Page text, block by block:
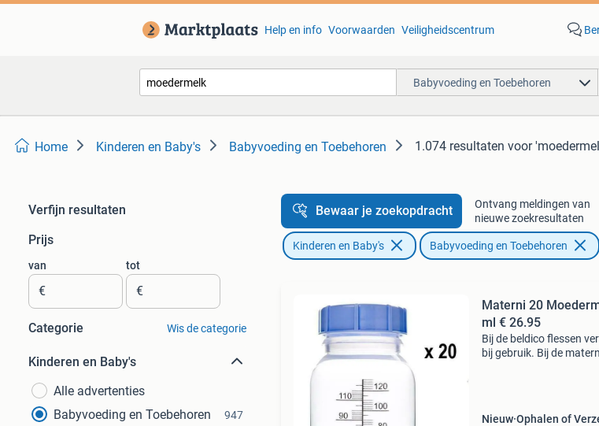
Help en info Voorwaarden Veiligheidscentrum
Babyvoeding en Toebehoren
Home Kinderen en Baby's Babyvoeding en Toebehoren 1.074 resultaten voor
Verfijn resultaten
Prijs
van
€
tot
€
Categorie Wis de categorie
Kinderen en Baby's
Alle advertenties
Babyvoeding en Toebehoren
947
Bewaar je zoekopdracht
Ontvang meldingen van
nieuwe zoekresultaten
Kinderen en Baby's Babyvoeding en Toebehoren
Materni 20
ml € 26.95
Bij de beldico flessen
bij gebruik. Bij de
Nieuw Ophalen of